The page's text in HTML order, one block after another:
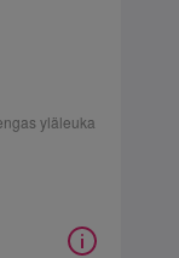
yläleuka